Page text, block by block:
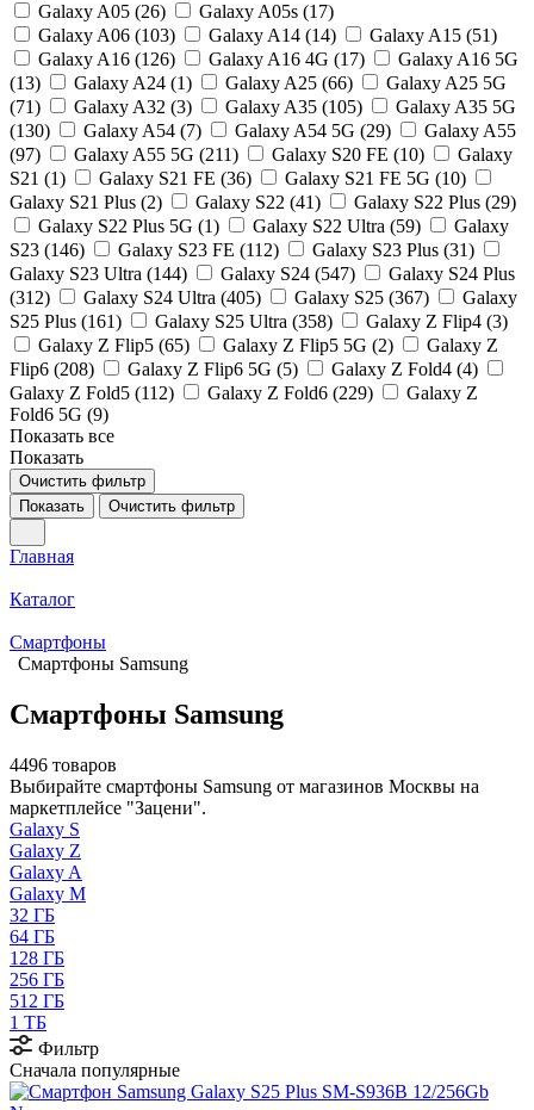
Galaxy A05 (26) Galaxy A05s (17)
Galaxy A06 (103) Galaxy A14 (14) Galaxy A15 (51)
Galaxy A16 (126) Galaxy A16 4G (17)
Galaxy A16 5G
(13) Galaxy A24 (1) Galaxy A25 (66)
Galaxy A25 5G
(71) Galaxy A32 (3) Galaxy A35 (105)
Galaxy A35 5G
(130) Galaxy A54 (7) Galaxy A54 5G (29)
Galaxy A55
(97) Galaxy A55 5G (211) Galaxy S20 FE (10)
Galaxy
S21 (1) Galaxy S21 FE (36) Galaxy S21 FE 5G (10)
Galaxy S21 Plus (2) Galaxy S22 (41) Galaxy S22 Plus (29)
Galaxy S22 Plus 5G (1) Galaxy S22 Ultra (59)
Galaxy
S23 (146) Galaxy S23 FE (112) Galaxy S23 Plus (31)
Galaxy S23 Ultra (144) Galaxy S24 (547)
Galaxy S24 Plus
(312) Galaxy S24 Ultra (405) Galaxy S25 (367)
Galaxy
S25 Plus (161) Galaxy S25 Ultra (358) Galaxy Z Flip4 (3)
Galaxy Z Flip5 (65) Galaxy Z Flip5 5G (2)
Galaxy Z
Flip6 (208) Galaxy Z Flip6 5G (5) Galaxy Z Fold4 (4)
Galaxy Z Fold5 (112) Galaxy Z Fold6 (229)
Galaxy Z
Fold6 5G (9)
Показать все
Показать
Очистить фильтр
Показать
Очистить фильтр
Главная
Каталог
Смартфоны
Смартфоны Samsung
Смартфоны Samsung
4496 товаров
Выбирайте смартфоны Samsung от магазинов Москвы на
маркетплейсе "Зацени".
Galaxy S
Galaxy Z
Galaxy A
Galaxy M
32 ГБ
64 ГБ
128 ГБ
256 ГБ
512 ГБ
1 ТБ
Фильтр
Сначала популярные